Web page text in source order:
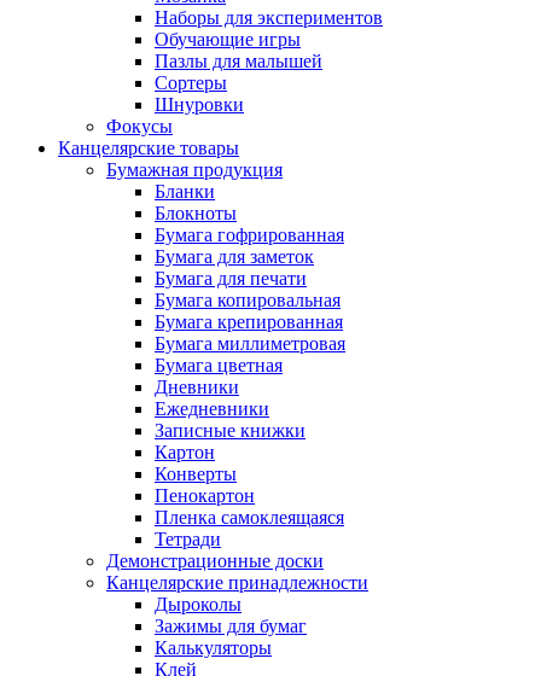
Наборы для экспериментов
Обучающие игры
Пазлы для малышей
Сортеры
Шнуровки
Фокусы
Канцелярские товары
Бумажная продукция
Бланки
Блокноты
Бумага гофрированная
Бумага для заметок
Бумага для печати
Бумага копировальная
Бумага крепированная
Бумага миллиметровая
Бумага цветная
Дневники
Ежедневники
Записные книжки
Картон
Конверты
Пенокартон
Пленка самоклеящаяся
Тетради
Демонстрационные доски
Канцелярские принадлежности
Дыроколы
Зажимы для бумаг
Калькуляторы
Клей